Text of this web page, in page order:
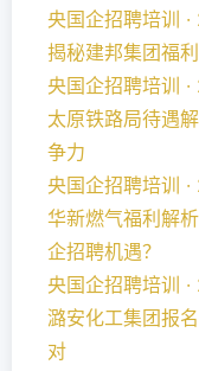
央国企招聘培训
揭秘建邦集团福
央国企招聘培训
太原铁路局待遇
争力
央国企招聘培训
华新燃气福利解
企招聘机遇？
央国企招聘培训
潞安化工集团报
对